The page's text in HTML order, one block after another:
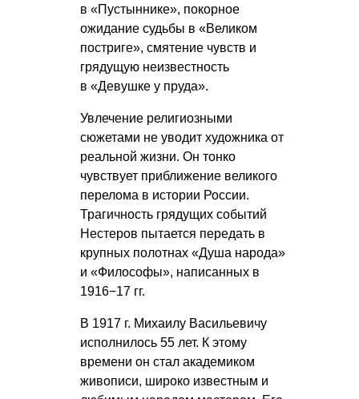
в «Пустыннике», покорное
ожидание судьбы в «Великом
постриге», смятение чувств и
грядущую неизвестность
в «Девушке у пруда».
Увлечение религиозными
сюжетами не уводит художника от
реальной жизни. Он тонко
чувствует приближение великого
перелома в истории России.
Трагичность грядущих событий
Нестеров пытается передать в
крупных полотнах «Душа народа»
и «Философы», написанных в
1916−17 гг.
В 1917 г. Михаилу Васильевичу
исполнилось 55 лет. К этому
времени он стал академиком
живописи, широко известным и